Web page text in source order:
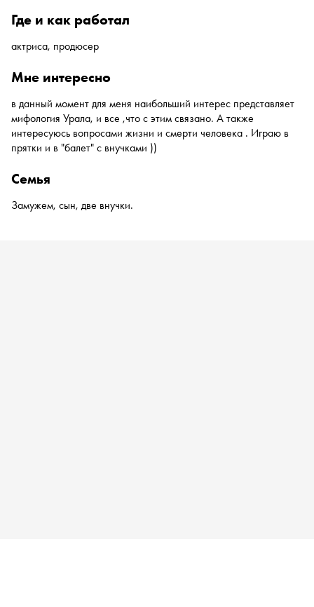
где и как работал
актриса, продюсер
мне интересно
в данный момент для меня наибольший интерес представляет
мифология Урала, и все ,что с этим связано. А также
интересуюсь вопросами жизни и смерти человека . Играю в
прятки и в "балет" с внучками ))
семья
Замужем, сын, две внучки.